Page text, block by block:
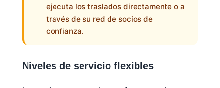
ejecuta los traslados directamente o a
través de su red de socios de
confianza.
Niveles de servicio flexibles